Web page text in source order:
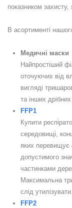
показником захисту,
В асортименті
Медичні маски
Найпростіший
оточуючих від
вигляді
та інших
FFP1
Купити
середовищі,
яких перевищує
допустимого
частинками
Максимальна
слід утилізувати.
FFP2